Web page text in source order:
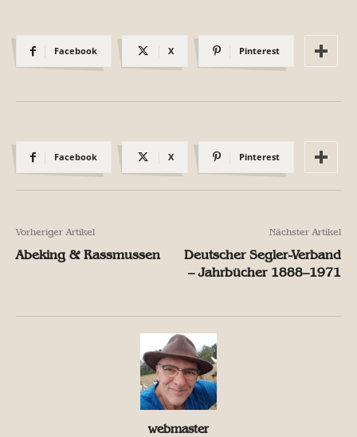
Facebook X Pinterest
Facebook X Pinterest
Vorheriger Artikel
Abeking & Rassmussen
Nächster Artikel
Deutscher Segler-Verband
– Jahrbücher 1888–1971
webmaster